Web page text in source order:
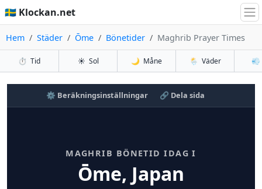
🇸🇪 Klockan.net
Hem Städer Ōme Bönetider Maghrib Prayer Times
⏱️ Tid ☀️ Sol 🌙 Måne 🌦️ Väder 💨
⚙️ Beräkningsinställningar 🔗 Dela sida
MAGHRIB BÖNETID IDAG I
Ōme, Japan